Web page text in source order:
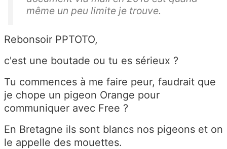
même un peu limite je trouve.
Rebonsoir PPTOTO,
c'est une boutade ou tu es sérieux ?
Tu commences à me faire peur, faudrait que
je chope un pigeon Orange pour
communiquer avec Free ?
En Bretagne ils sont blancs nos pigeons et on
le appelle des mouettes.